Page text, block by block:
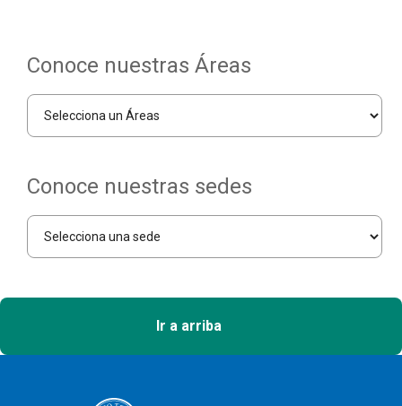
Conoce nuestras Áreas
Conoce nuestras sedes
Ir a arriba